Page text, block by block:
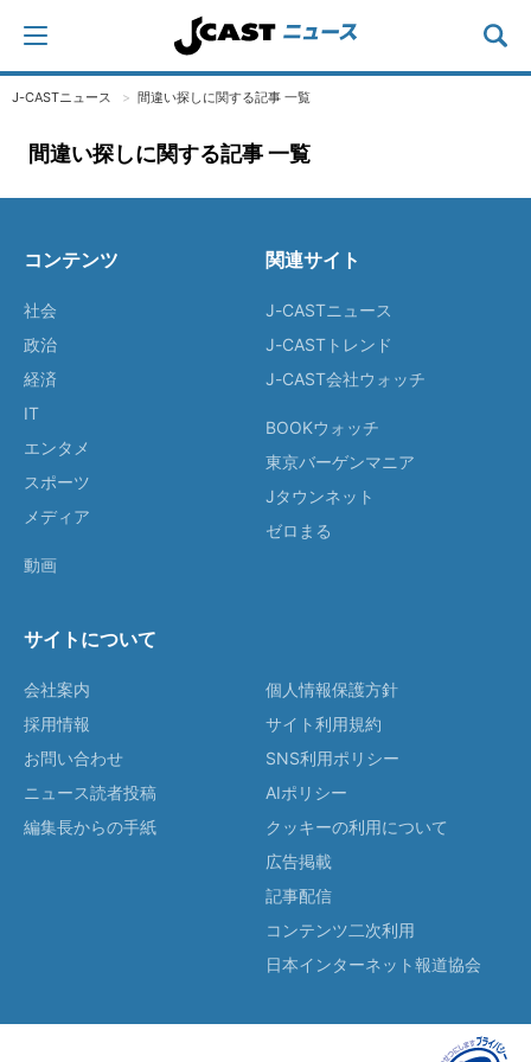
J-CASTニュース 間違い探しに関する記事 一覧
間違い探しに関する記事 一覧
コンテンツ
社会
政治
経済
IT
エンタメ
スポーツ
メディア
動画
関連サイト
J-CASTニュース
J-CASTトレンド
J-CAST会社ウォッチ
BOOKウォッチ
東京バーゲンマニア
Jタウンネット
ゼロまる
サイトについて
会社案内
採用情報
お問い合わせ
ニュース読者投稿
編集長からの手紙
個人情報保護方針
サイト利用規約
SNS利用ポリシー
AIポリシー
クッキーの利用について
広告掲載
記事配信
コンテンツ二次利用
日本インターネット報道協会